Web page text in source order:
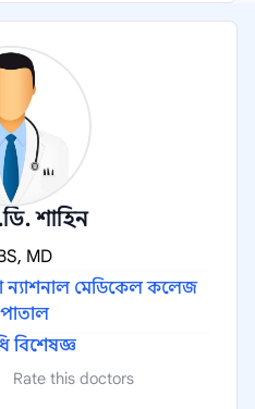
শাহিন
MD
ন্যাশনাল মেডিকেল কলেজ
বিশেষজ্ঞ
Rate this doctors